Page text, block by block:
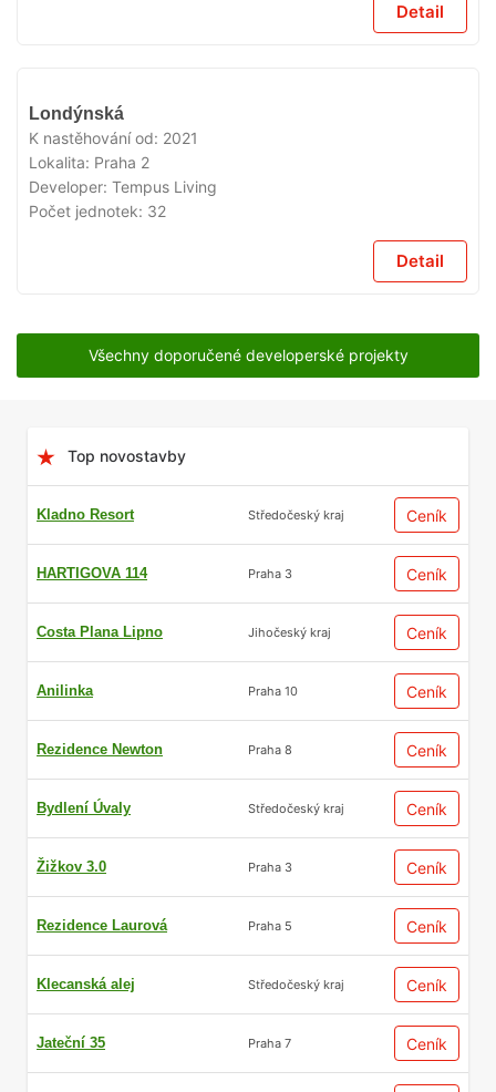
Detail
Londýnská
K nastěhování od: 2021
Lokalita: Praha 2
Developer: Tempus Living
Počet jednotek: 32
Detail
Všechny doporučené developerské projekty
Top novostavby
Kladno Resort Středočeský kraj Ceník
HARTIGOVA 114 Praha 3 Ceník
Costa Plana Lipno Jihočeský kraj Ceník
Anilinka Praha 10 Ceník
Rezidence Newton Praha 8 Ceník
Bydlení Úvaly Středočeský kraj Ceník
Žižkov 3.0 Praha 3 Ceník
Rezidence Laurová Praha 5 Ceník
Klecanská alej Středočeský kraj Ceník
Jateční 35 Praha 7 Ceník